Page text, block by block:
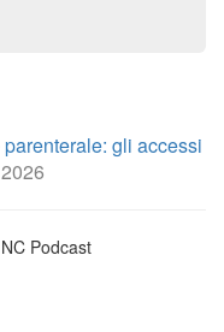
gli accessi
Podcast